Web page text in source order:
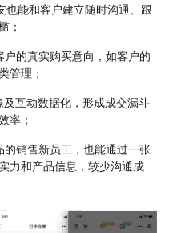
也能和客户建立随时沟通、跟
；
户的真实购买意向，如客户的
管理；
及互动数据化，形成成交漏斗
率；
的销售新员工，也能通过一张
力和产品信息，较少沟通成